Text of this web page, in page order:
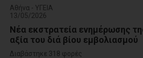
Αθήνα - ΥΓΕΙΑ
13/05/2026
Νέα εκστρατεία ενημέρωσης
αξία του διά βίου εμβολιασμού
Διαβάστηκε 318 φορές